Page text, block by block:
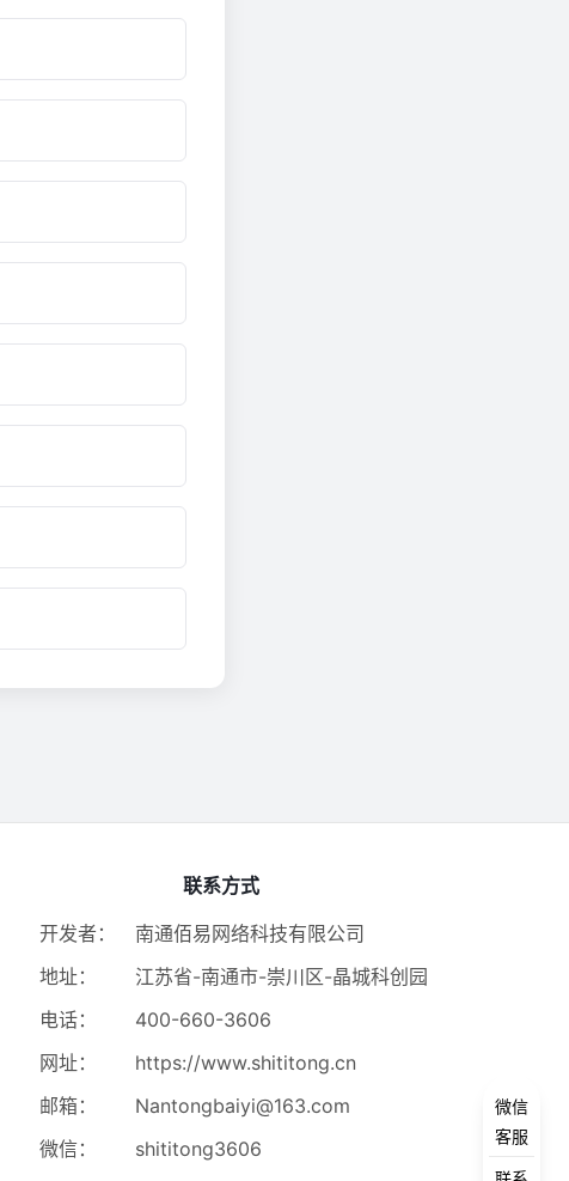
联系方式
开发者：
南通佰易网络科技有限公司
地址：
江苏省-南通市-崇川区-晶城科创园
电话：
400-660-3606
网址：
https://www.shititong.cn
邮箱：
Nantongbaiyi@163.com
微信：
shititong3606
微信
客服